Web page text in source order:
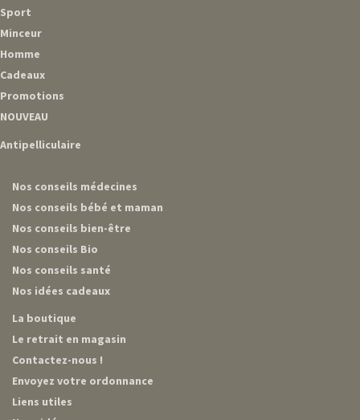
Sport
Minceur
Homme
Cadeaux
Promotions
NOUVEAU
Antipelliculaire
Nos conseils médecines
Nos conseils bébé et maman
Nos conseils bien-être
Nos conseils Bio
Nos conseils santé
Nos idées cadeaux
La boutique
Le retrait en magasin
Contactez-nous !
Envoyez votre ordonnance
Liens utiles